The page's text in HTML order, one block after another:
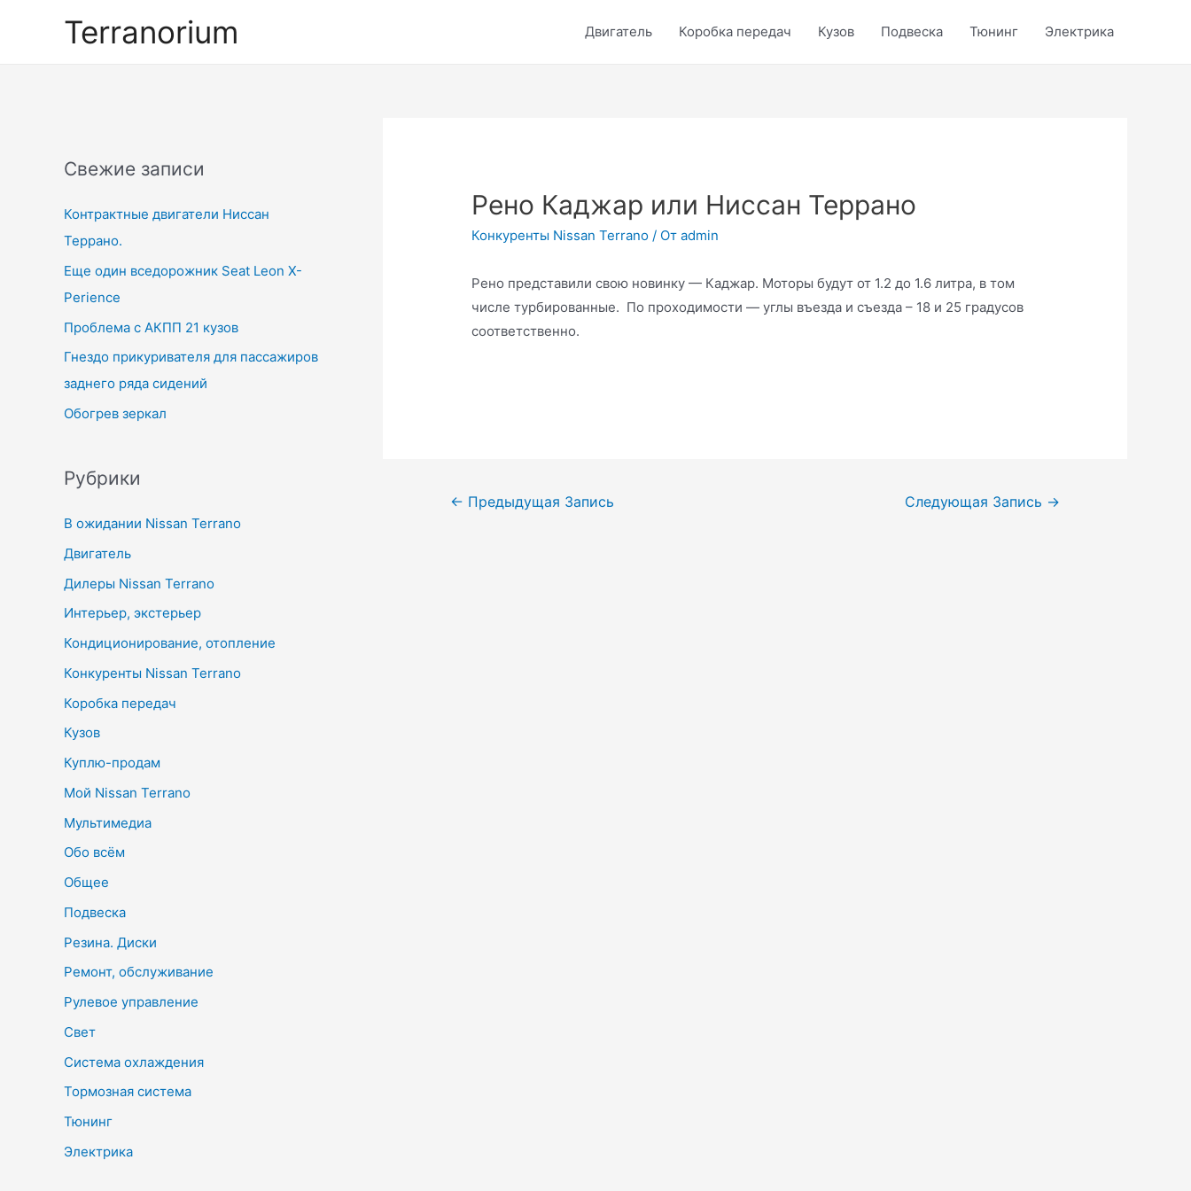
Terranorium Двигатель Коробка передач Кузов Подвеска Тюнинг Электрика
Свежие записи
Контрактные двигатели Ниссан
Террано.
Еще один вседорожник Seat Leon X-
Perience
Проблема с АКПП 21 кузов
Гнездо прикуривателя для пассажиров
заднего ряда сидений
Обогрев зеркал
Рубрики
В ожидании Nissan Terrano
Двигатель
Дилеры Nissan Terrano
Интерьер, экстерьер
Кондиционирование, отопление
Конкуренты Nissan Terrano
Коробка передач
Кузов
Куплю-продам
Мой Nissan Terrano
Мультимедиа
Обо всём
Общее
Подвеска
Резина. Диски
Ремонт, обслуживание
Рулевое управление
Свет
Система охлаждения
Тормозная система
Тюнинг
Электрика
Рено Каджар или Ниссан Террано
Конкуренты Nissan Terrano / От admin
Рено представили свою новинку — Каджар. Моторы будут от 1.2 до 1.6 литра, в том
числе турбированные. По проходимости — углы въезда и съезда – 18 и 25 градусов
соответственно.
Навигация
← Предыдущая Запись Следующая Запись →